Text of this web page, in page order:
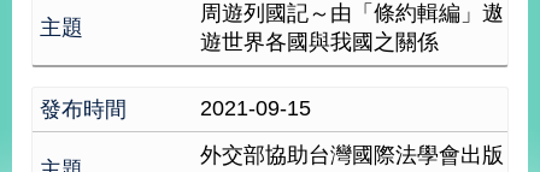
首
網
導
覽
關
於
周遊列國記～由「條約輯編」遨
遊世界各國與我國之關係
2021-09-15
外交部協助台灣國際法學會出版